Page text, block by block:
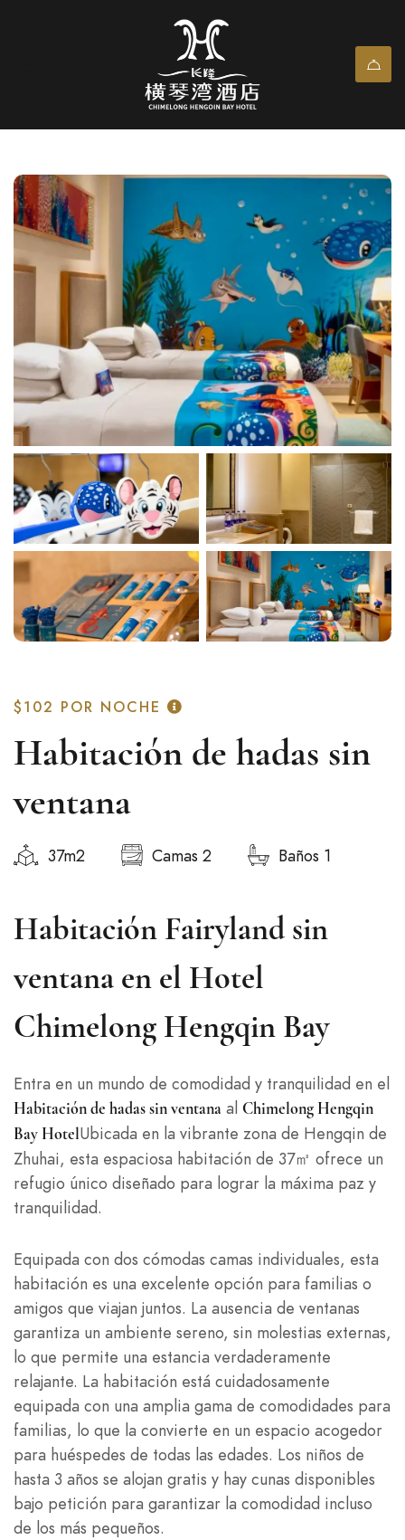
$102 POR NOCHE
Habitación de hadas sin
ventana
37m2 Camas 2 Baños 1
Habitación Fairyland sin
ventana en el Hotel
Chimelong Hengqin Bay
Entra en un mundo de comodidad y tranquilidad en el
Habitación de hadas sin ventana al Chimelong Hengqin
Bay HotelUbicada en la vibrante zona de Hengqin de
Zhuhai, esta espaciosa habitación de 37㎡ ofrece un
refugio único diseñado para lograr la máxima paz y
tranquilidad.
Equipada con dos cómodas camas individuales, esta
habitación es una excelente opción para familias o
amigos que viajan juntos. La ausencia de ventanas
garantiza un ambiente sereno, sin molestias externas,
lo que permite una estancia verdaderamente
relajante. La habitación está cuidadosamente
equipada con una amplia gama de comodidades para
familias, lo que la convierte en un espacio acogedor
para huéspedes de todas las edades. Los niños de
hasta 3 años se alojan gratis y hay cunas disponibles
bajo petición para garantizar la comodidad incluso
de los más pequeños.